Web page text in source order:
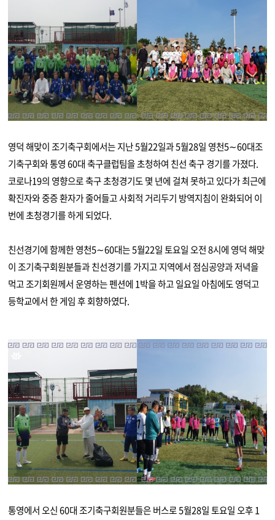
영덕 해맞이 조기축구회에서는 지난 5월22일과 5월28일 영천5∼60대조
기축구회와 통영 60대 축구클럽팀을 초청하여 친선 축구 경기를 가졌다.
코로나19의 영향으로 축구 초청경기도 몇 년에 걸쳐 못하고 있다가 최근에
확진자와 중증 환자가 줄어들고 사회적 거리두기 방역지침이 완화되어 이
번에 초청경기를 하게 되었다.
친선경기에 함께한 영천5∼60대는 5월22일 토요일 오전 8시에 영덕 해맞
이 조기축구회원분들과 친선경기를 가지고 지역에서 점심공양과 저녁을
먹고 조기회원께서 운영하는 펜션에 1박을 하고 일요일 아침에도 영덕고
등학교에서 한 게임 후 회향하였다.
통영에서 오신 60대 조기축구회원분들은 버스로 5월28일 토요일 오후 1